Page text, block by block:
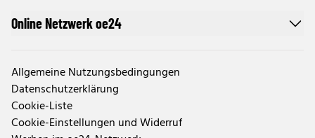
Online Netzwerk oe24
Allgemeine Nutzungsbedingungen
Datenschutzerklärung
Cookie-Liste
Cookie-Einstellungen und Widerruf